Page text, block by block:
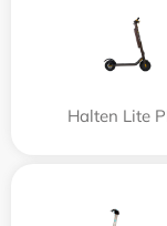
Halten Lite